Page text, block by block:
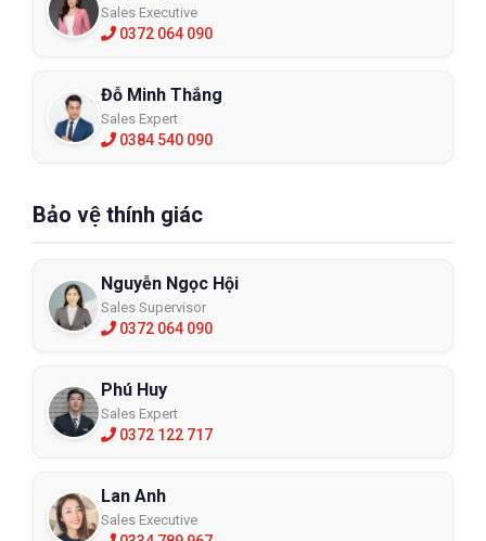
Sales Executive
0372 064 090
Đỗ Minh Thắng
Sales Expert
0384 540 090
Bảo vệ thính giác
Nguyễn Ngọc Hội
Sales Supervisor
0372 064 090
Phú Huy
Sales Expert
0372 122 717
Lan Anh
Sales Executive